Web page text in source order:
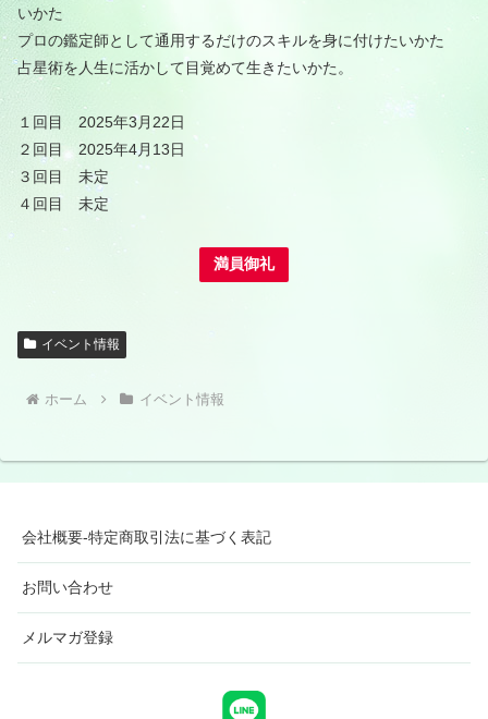
いかた
プロの鑑定師として通用するだけのスキルを身に付けたいかた
占星術を人生に活かして目覚めて生きたいかた。
１回目 2025年3月22日
２回目 2025年4月13日
３回目 未定
４回目 未定
満員御礼
イベント情報
ホーム イベント情報
会社概要-特定商取引法に基づく表記
お問い合わせ
メルマガ登録